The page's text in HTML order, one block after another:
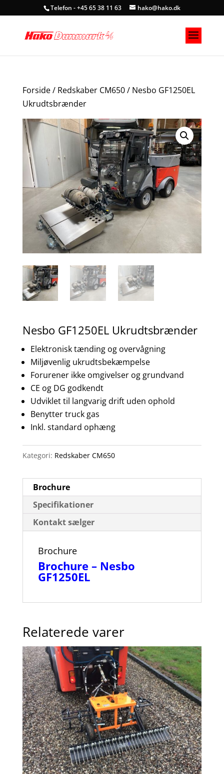
Telefon - +45 65 38 11 63 hako@hako.dk
Forside/ Redskaber CM650/ Nesbo GF1250EL
Ukrudtsbrænder
Nesbo GF1250EL Ukrudtsbrænder
Elektronisk tænding og overvågning
Miljøvenlig ukrudtsbekæmpelse
Forurener ikke omgivelser og grundvand
CE og DG godkendt
Udviklet til langvarig drift uden ophold
Benytter truck gas
Inkl. standard ophæng
Kategori: Redskaber CM650
Brochure
Specifikationer
Kontakt sælger
Brochure
Brochure – Nesbo
GF1250EL
Relaterede varer